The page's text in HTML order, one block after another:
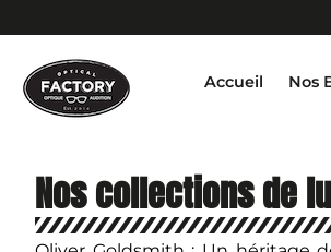
Accueil Nos
Nos collections de